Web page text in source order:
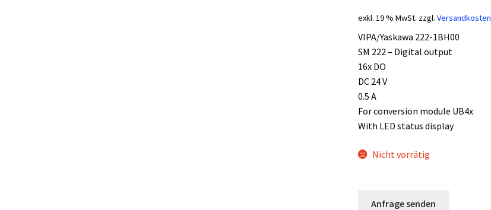
exkl. 19 % MwSt. zzgl. Versandkosten
VIPA/Yaskawa 222-1BH00
SM 222 – Digital output
16x DO
DC 24 V
0.5 A
For conversion module UB4x
With LED status display
Nicht vorrätig
Anfrage senden